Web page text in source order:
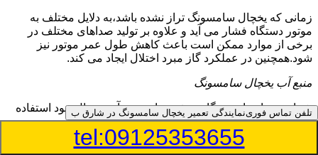
زمانی که یخچال سامسونگ تراز نشده باشد،به دلایل مختلف به
موتور دستگاه فشار می آید و علاوه بر تولید صداهای مختلف در
برخی از موارد ممکن است باعث کاهش طول عمر موتور نیز
شود.همچنین در عملکرد گاز مبرد اختلال ایجاد می کند.
منبع آب یخچال سامسونگ
شما می توانید از دستگاه تصفیه برای منبع آب یخچال خود استفاده
کنید
در دفترچه راهنمای یخچال سامسونگ قسمت ویژه ای به منبع آب
تلفن تماس فورینمایندگی تعمیر یخچال سامسونگ در شارق ب
tel:09125353655